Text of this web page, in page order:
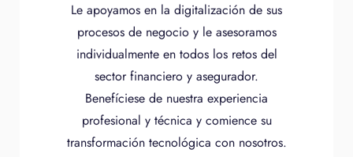
Le apoyamos en la digitalización de sus
procesos de negocio y le asesoramos
individualmente en todos los retos del
sector financiero y asegurador.
Benefíciese de nuestra experiencia
profesional y técnica y comience su
transformación tecnológica con nosotros.